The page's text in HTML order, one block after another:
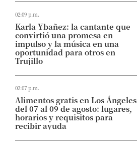
02:09 p.m.
Karla Ybañez: la cantante que
convirtió una promesa en
impulso y la música en una
oportunidad para otros en
Trujillo
02:07 p.m.
Alimentos gratis en Los Ángeles
del 07 al 09 de agosto: lugares,
horarios y requisitos para
recibir ayuda